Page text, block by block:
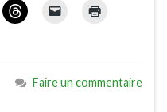
Faire un commentaire